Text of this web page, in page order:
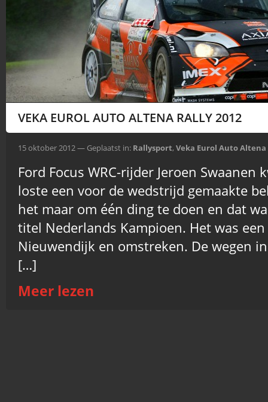
VEKA EUROL AUTO ALTENA RALLY 2012
15 oktober 2012 — Geplaatst in: Rallysport, Veka Eurol Auto Altena
Ford Focus WRC-rijder Jeroen Swaanen
loste een voor de wedstrijd gemaakte
het maar om één ding te doen en dat
titel Nederlands Kampioen. Het was
Nieuwendijk en omstreken. De wegen
[…]
Meer lezen